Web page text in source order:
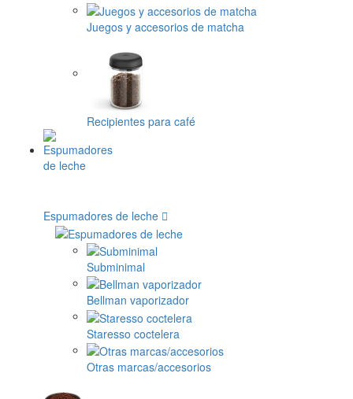
Juegos y accesorios de matcha
Recipientes para café
Espumadores de leche
Subminimal
Bellman vaporizador
Staresso coctelera
Otras marcas/accesorios